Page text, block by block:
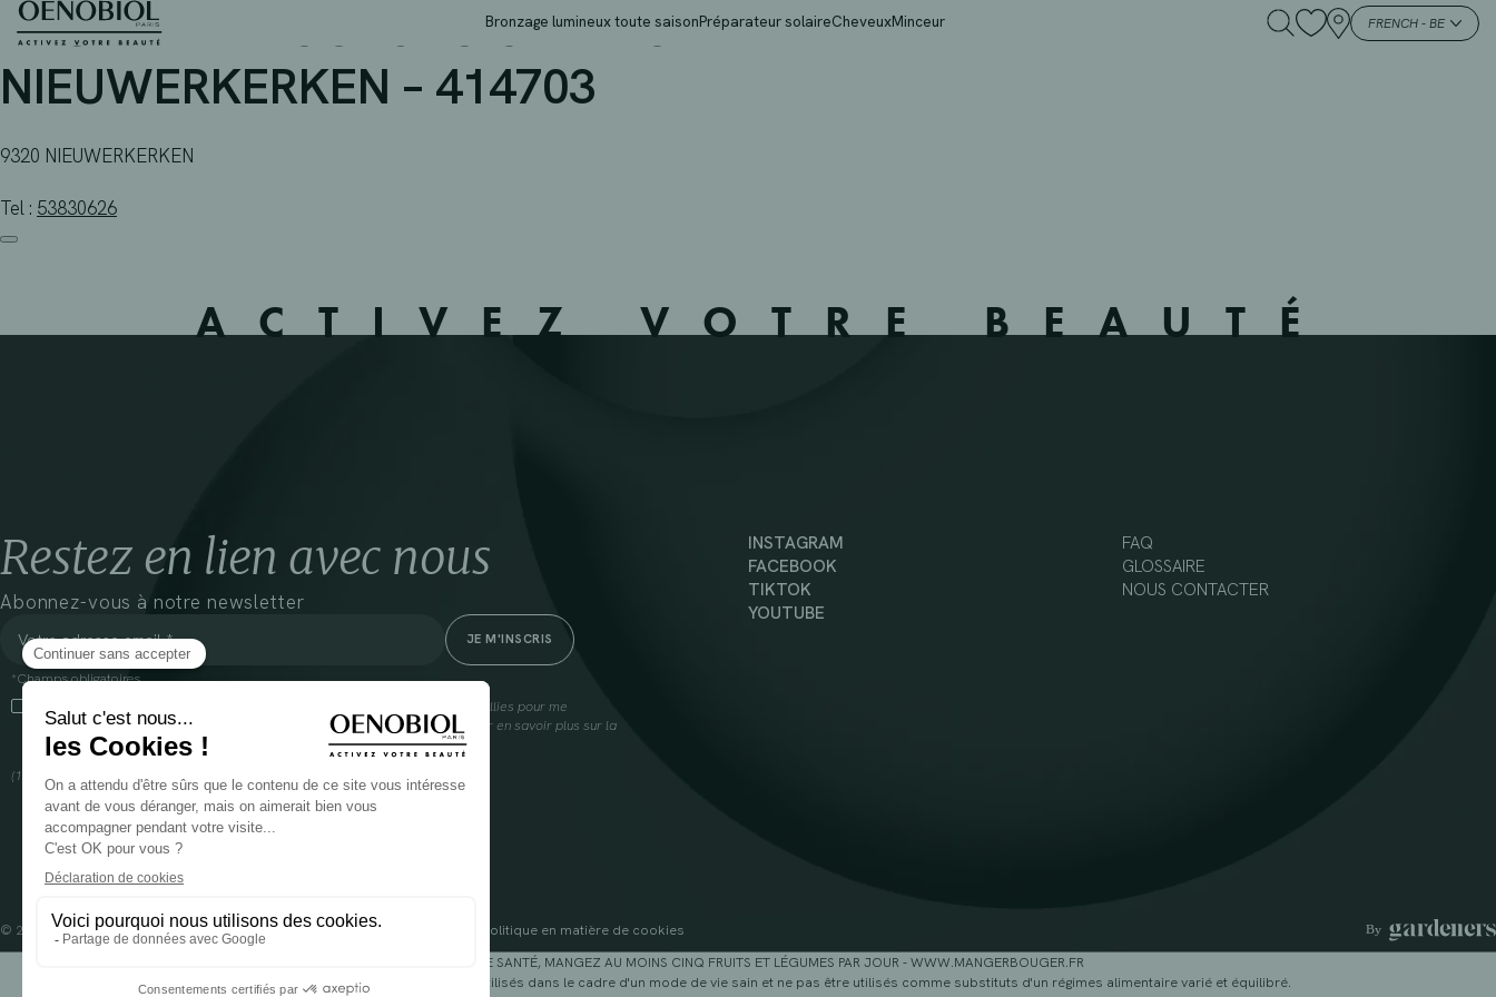
Skip
Bronzage lumineux toute saisonPréparateur solaireCheveuxMinceur FRENCH - BE
APOTHEEK BOURGEOIS – NIEUWERKERKEN – 414703 –
NIEUWERKERKEN – 414703
9320 NIEUWERKERKEN
Tel : 53830626
ACTIVEZ VOTRE BEAUTÉ
Restez en lien avec nous
Abonnez-vous à notre newsletter
*Champs obligatoires
En cliquant sur cette case, j’accepte que Cooper(1) traite les données recueillies pour me
communiquer des informations commerciales sur ses produits et offres. Pour en savoir plus sur la
gestion de vos données et vos droits, rendez-vousici
(1) Coopération pharmaceutique Française, RCS Melun 399 227 636
INSTAGRAM
FACEBOOK
TIKTOK
YOUTUBE
FAQ
GLOSSAIRE
NOUS CONTACTER
© 2024 OENOBIOL PARISMentions légalesConditions Générales d’Utilisation
Politique en matière de cookies
POUR VOTRE SANTÉ, MANGEZ AU MOINS CINQ FRUITS ET LÉGUMES PAR JOUR - WWW.MANGERBOUGER.FR
Les complément alimentaires doivent être utilisés dans le cadre d'un mode de vie sain et ne pas être utilisés comme substituts d'un régimes alimentaire varié et équilibré.